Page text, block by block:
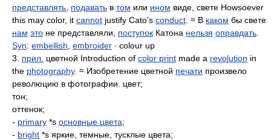
представлять подавать в том или ином виде, свете Howsoever
this may color, it cannot justify Cato's conduct . ≈ В каком бы свете
нам это не представляли, поступок Катона нельзя оправдать
Syn: embellish embroider ∙ colour up
3. прил. цветной Introduction of color print made a revolution in
the photography. ≈ Изобретение цветной печати произвело
революцию в фотографии. цвет;
тон;
оттенок;
- primary *s основные цвета;
- bright *s яркие, темные, тусклые цвета;